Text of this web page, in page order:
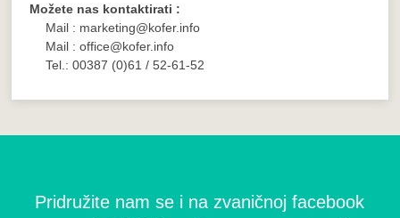
Možete nas kontaktirati :
Mail : marketing@kofer.info
Mail : office@kofer.info
Tel.: 00387 (0)61 / 52-61-52
Pridružite nam se i na zvaničnoj facebook